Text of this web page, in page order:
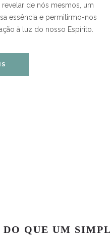
revelar de nós mesmos, um
essência e permitirmo-nos
à luz do nosso Espírito.
QUE UM